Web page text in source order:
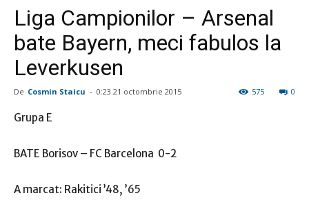
Liga Campionilor – Arsenal
bate Bayern, meci fabulos la
Leverkusen
De Cosmin Staicu - 0:23 21 octombrie 2015 0
575
Grupa E
BATE Borisov – FC Barcelona 0-2
A marcat: Rakitici ’48, ’65